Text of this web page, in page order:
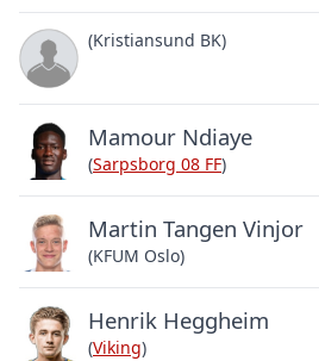
(Kristiansund BK)
Mamour Ndiaye
(Sarpsborg 08 FF)
Martin Tangen Vinjor
(KFUM Oslo)
Henrik Heggheim
(Viking)